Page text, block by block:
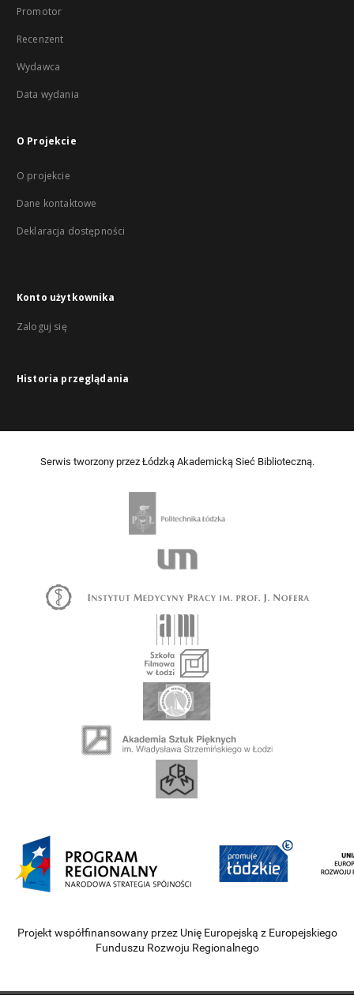
Promotor
Recenzent
Wydawca
Data wydania
O Projekcie
O projekcie
Dane kontaktowe
Deklaracja dostępności
Konto użytkownika
Zaloguj się
Historia przeglądania
Serwis tworzony przez Łódzką Akademicką Sieć Biblioteczną.
Projekt współfinansowany przez Unię Europejską z Europejskiego
Funduszu Rozwoju Regionalnego